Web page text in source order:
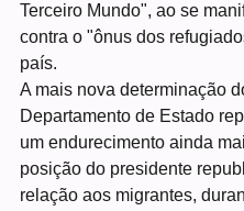
Terceiro Mundo", ao se
contra o "ônus dos
país.
A mais nova determinação
Departamento de Estado
um endurecimento ainda
posição do presidente
relação aos migrantes,